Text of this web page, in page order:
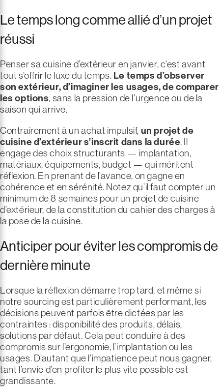
Le temps long comme allié d’un projet
réussi
Penser sa cuisine d’extérieur en janvier, c’est avant
tout s’offrir le luxe du temps. Le temps d’observer
son extérieur, d’imaginer les usages, de comparer
les options, sans la pression de l’urgence ou de la
saison qui arrive.
Contrairement à un achat impulsif, un projet de
cuisine d’extérieur s’inscrit dans la durée. Il
engage des choix structurants — implantation,
matériaux, équipements, budget — qui méritent
réflexion. En prenant de l’avance, on gagne en
cohérence et en sérénité. Notez qu’il faut compter un
minimum de 8 semaines pour un projet de cuisine
d’extérieur, de la constitution du cahier des charges à
la pose de la cuisine.
Anticiper pour éviter les compromis de
dernière minute
Lorsque la réflexion démarre trop tard, et même si
notre sourcing est particulièrement performant, les
décisions peuvent parfois être dictées par les
contraintes : disponibilité des produits, délais,
solutions par défaut. Cela peut conduire à des
compromis sur l’ergonomie, l’implantation ou les
usages. D’autant que l’impatience peut nous gagner,
tant l’envie d’en profiter le plus vite possible est
grandissante.